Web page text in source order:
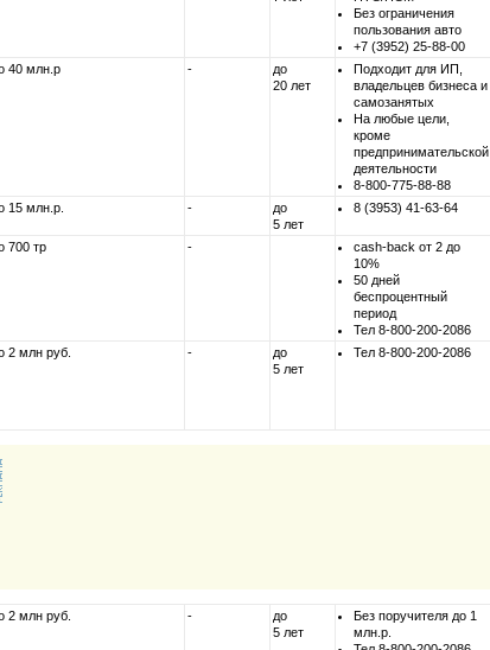
Без ограничения
пользования авто
+7 (3952) 25-88-00
40 млн.р -
до
20 лет
Подходит для ИП,
владельцев бизнеса и
самозанятых
На любые цели,
кроме
предпринимательской
деятельности
8-800-775-88-88
15 млн.р. -
до
5 лет
8 (3953) 41-63-64
700 тр -
cash-back от 2 до
10%
50 дней
беспроцентный
период
Тел 8-800-200-2086
2 млн руб. -
до
5 лет
Тел 8-800-200-2086
2 млн руб. -
до
5 лет
Без поручителя до 1
млн.р.